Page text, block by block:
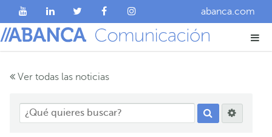
abanca.com
Ver todas las noticias